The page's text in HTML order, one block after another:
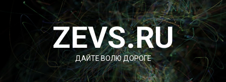
Перейти
содержимомуZEVS.RU
ДАЙТЕ ВОЛЮ ДОРОГЕ